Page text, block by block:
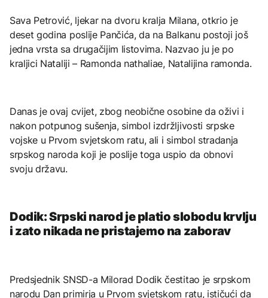
Sava Petrović, ljekar na dvoru kralja Milana, otkrio je
deset godina poslije Pančića, da na Balkanu postoji još
jedna vrsta sa drugačijim listovima. Nazvao ju je po
kraljici Nataliji – Ramonda nathaliae, Natalijina ramonda.
Danas je ovaj cvijet, zbog neobične osobine da oživi i
nakon potpunog sušenja, simbol izdržljivosti srpske
vojske u Prvom svjetskom ratu, ali i simbol stradanja
srpskog naroda koji je poslije toga uspio da obnovi
svoju državu.
Dodik: Srpski narod je platio slobodu krvlju
i zato nikada ne pristajemo na zaborav
Predsjednik SNSD-a Milorad Dodik čestitao je srpskom
narodu Dan primirja u Prvom svjetskom ratu, ističući da